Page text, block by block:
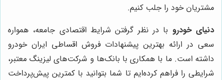
مشتریان خود را جلب کنیم.
دنیای خودرو با در نظر گرفتن شرایط اقتصادی جامعه، همواره
سعی در ارائه بهترین پیشنهادات فروش اقساطی ایران خودرو
داشته است. ما با همکاری با بانک‌ها و شرکت‌های لیزینگ معتبر،
شرایطی را فراهم کرده‌ایم تا شما بتوانید با کمترین پیش‌پرداخت